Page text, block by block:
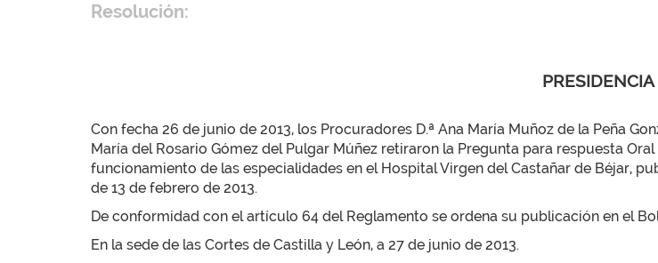
Resolución:
PRESIDENCIA
Con fecha 26 de junio de 2013, los Procuradores D.ª Ana María Muñoz de la Peña
María del Rosario Gómez del Pulgar Múñez retiraron la Pregunta para respuesta
funcionamiento de las especialidades en el Hospital Virgen del Castañar de Béjar,
de 13 de febrero de 2013.
De conformidad con el artículo 64 del Reglamento se ordena su publicación en el
En la sede de las Cortes de Castilla y León, a 27 de junio de 2013.